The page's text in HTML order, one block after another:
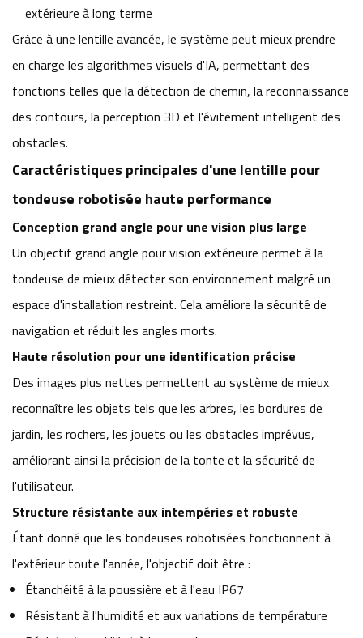
extérieure à long terme
Grâce à une lentille avancée, le système peut mieux prendre
en charge les algorithmes visuels d'IA, permettant des
fonctions telles que la détection de chemin, la reconnaissance
des contours, la perception 3D et l'évitement intelligent des
obstacles.
Caractéristiques principales d'une lentille pour
tondeuse robotisée haute performance
Conception grand angle pour une vision plus large
Un objectif grand angle pour vision extérieure permet à la
tondeuse de mieux détecter son environnement malgré un
espace d'installation restreint. Cela améliore la sécurité de
navigation et réduit les angles morts.
Haute résolution pour une identification précise
Des images plus nettes permettent au système de mieux
reconnaître les objets tels que les arbres, les bordures de
jardin, les rochers, les jouets ou les obstacles imprévus,
améliorant ainsi la précision de la tonte et la sécurité de
l'utilisateur.
Structure résistante aux intempéries et robuste
Étant donné que les tondeuses robotisées fonctionnent à
l'extérieur toute l'année, l'objectif doit être :
Étanchéité à la poussière et à l'eau IP67
Résistant à l'humidité et aux variations de température